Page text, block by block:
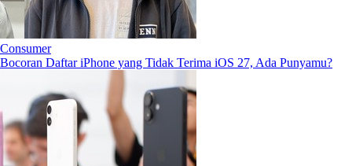
Consumer
Bocoran Daftar iPhone yang Tidak Terima iOS 27, Ada Punyamu?